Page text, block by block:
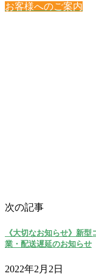
お客様へのご案内
次の記事
《大切なお知らせ》新
業・配送遅延のお知らせ
2022年2月2日